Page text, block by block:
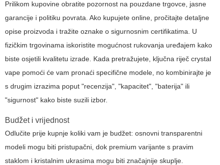
Prilikom kupovine obratite pozornost na pouzdane trgovce, jasne
garancije i politiku povrata. Ako kupujete online, pročitajte detaljne
opise proizvoda i tražite oznake o sigurnosnim certifikatima. U
fizičkim trgovinama iskoristite mogućnost rukovanja uređajem kako
biste osjetili kvalitetu izrade. Kada pretražujete, ključna riječ crystal
vape pomoći će vam pronaći specifične modele, no kombinirajte je
s drugim izrazima poput "recenzija", "kapacitet", "baterija" ili
"sigurnost" kako biste suzili izbor.
Budžet i vrijednost
Odlučite prije kupnje koliki vam je budžet: osnovni transparentni
modeli mogu biti pristupačni, dok premium varijante s pravim
staklom i kristalnim ukrasima mogu biti značajnije skuplje.